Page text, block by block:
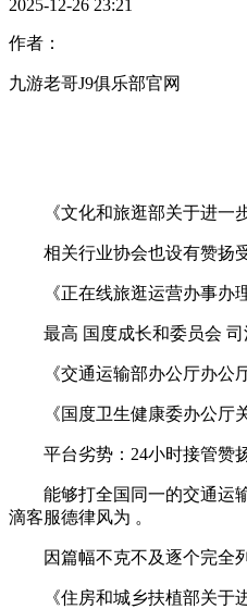
2025-12-26 23:21
作者：
九游老哥J9俱乐部官网
《文化和旅逛部关于进一步
相关行业协会也设有赞扬受
《正在线旅逛运营办事办理
最高 国度成长和委员会 司法
《交通运输部办公厅办公厅
《国度卫生健康委办公厅关
平台劣势：24小时接管赞扬
能够打全国同一的交通运输
滴客服德律风为 ‌。
因篇幅不克不及逐个完全列
《住房和城乡扶植部关于进